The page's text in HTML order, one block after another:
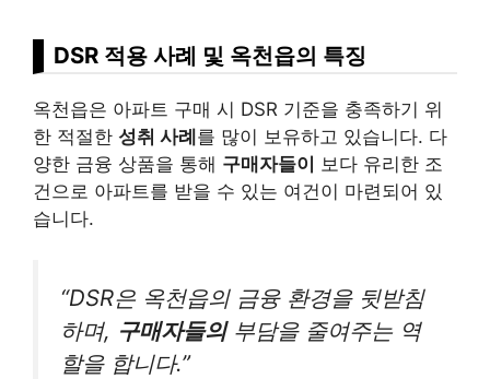
DSR 적용 사례 및 옥천읍의 특징
옥천읍은 아파트 구매 시 DSR 기준을 충족하기 위
한 적절한 성취 사례를 많이 보유하고 있습니다. 다
양한 금융 상품을 통해 구매자들이 보다 유리한 조
건으로 아파트를 받을 수 있는 여건이 마련되어 있
습니다.
“DSR은 옥천읍의 금융 환경을 뒷받침
하며, 구매자들의부담을 줄여주는 역
할을 합니다.”